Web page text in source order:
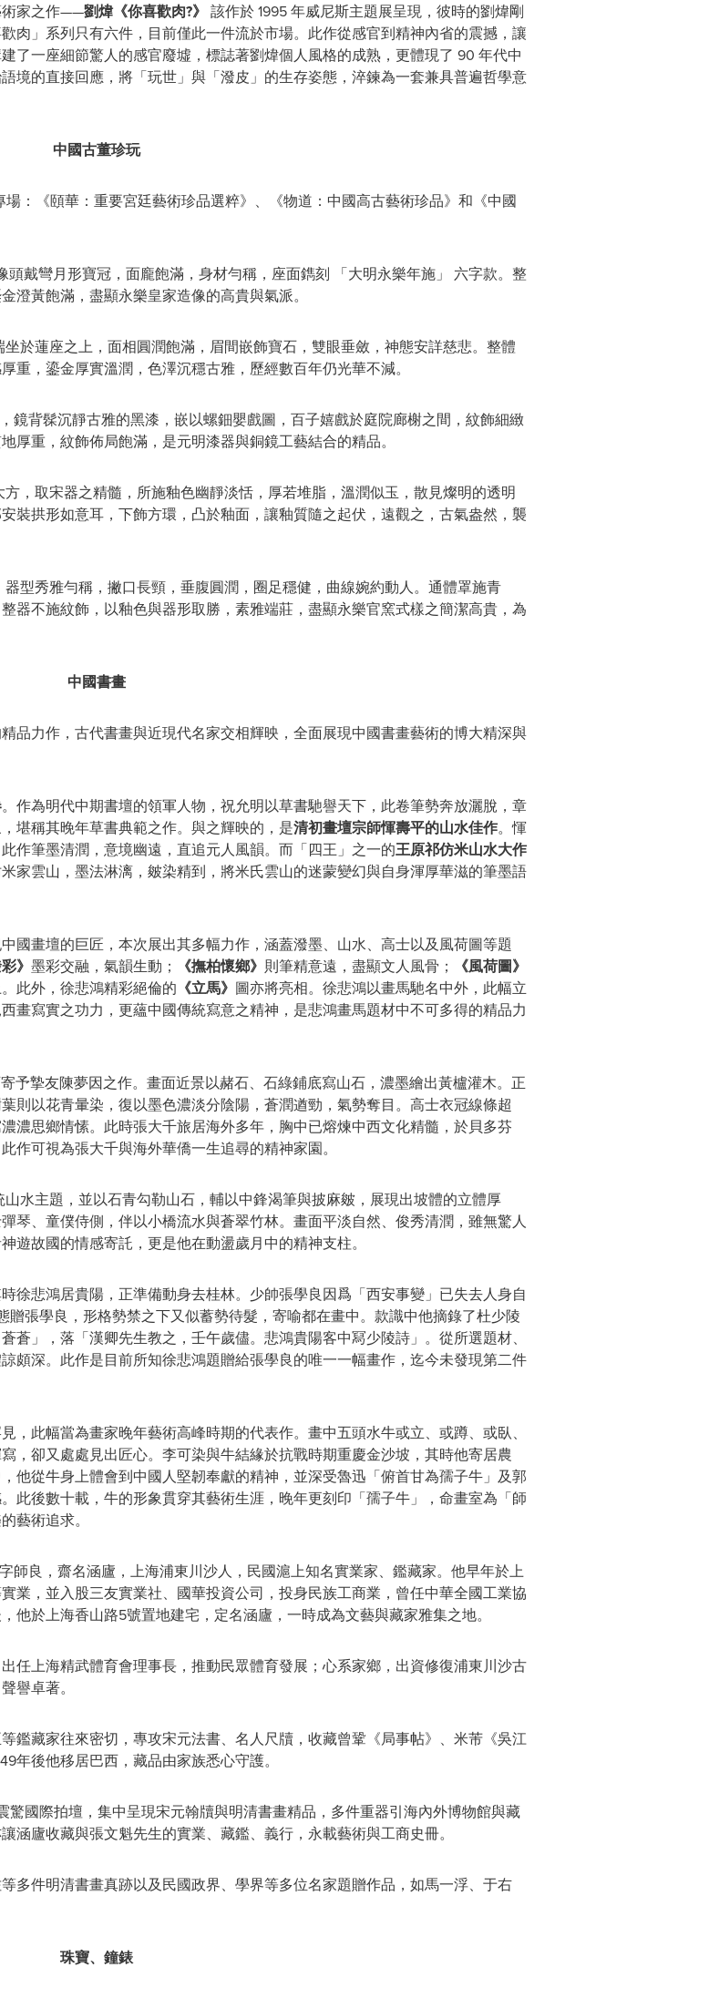
術家之作——劉煒《你喜歡肉?》 該作於 1995 年威尼斯主題展呈現，彼時的劉煒剛
肉」系列只有六件，目前僅此一件流於市場。此作從感官到精神內省的震撼，讓
了一座細節驚人的感官廢墟，標誌著劉煒個人風格的成熟，更體現了 90 年代中
境的直接回應，將「玩世」與「潑皮」的生存姿態，淬鍊為一套兼具普遍哲學意
中國古董珍玩
：《頤華：重要宮廷藝術珍品選粹》、《物道：中國高古藝術珍品》和《中國
頭戴彎月形寶冠，面龐飽滿，身材勻稱，座面鐫刻 「大明永樂年施」 六字款。整
澄黃飽滿，盡顯永樂皇家造像的高貴與氣派。
於蓮座之上，面相圓潤飽滿，眉間嵌飾寶石，雙眼垂斂，神態安詳慈悲。整體
，鎏金厚實溫潤，色澤沉穩古雅，歷經數百年仍光華不減。
鏡背髹沉靜古雅的黑漆，嵌以螺鈿嬰戲圖，百子嬉戲於庭院廊榭之間，紋飾細緻
重，紋飾佈局飽滿，是元明漆器與銅鏡工藝結合的精品。
，取宋器之精髓，所施釉色幽靜淡恬，厚若堆脂，溫潤似玉，散見燦明的透明
裝拱形如意耳，下飾方環，凸於釉面，讓釉質隨之起伏，遠觀之，古氣盎然，襲
型秀雅勻稱，撇口長頸，垂腹圓潤，圈足穩健，曲線婉約動人。通體罩施青
器不施紋飾，以釉色與器形取勝，素雅端莊，盡顯永樂官窯式樣之簡潔高貴，為
中國書畫
品力作，古代書畫與近現代名家交相輝映，全面展現中國書畫藝術的博大精深與
。作為明代中期書壇的領軍人物，祝允明以草書馳譽天下，此卷筆勢奔放灑脫，章
堪稱其晚年草書典範之作。與之輝映的，是清初畫壇宗師惲壽平的山水佳作。惲
作筆墨清潤，意境幽遠，直追元人風韻。而「四王」之一的王原祁仿米山水大作
家雲山，墨法淋漓，皴染精到，將米氏雲山的迷蒙變幻與自身渾厚華滋的筆墨語
國畫壇的巨匠，本次展出其多幅力作，涵蓋潑墨、山水、高士以及風荷圖等題
》 墨彩交融，氣韻生動； 《撫柏懷鄉》 則筆精意遠，盡顯文人風骨；
《風荷圖》
此外，徐悲鴻精彩絕倫的 《立馬》 圖亦將亮相。徐悲鴻以畫馬馳名中外，此幅立
畫寫實之功力，更蘊中國傳統寫意之精神，是悲鴻畫馬題材中不可多得的精品力
予摯友陳夢因之作。畫面近景以赭石、石綠鋪底寫山石，濃墨繪出黃櫨灌木。正
則以花青暈染，復以墨色濃淡分陰陽，蒼潤遒勁，氣勢奪目。高士衣冠線條超
濃思鄉情愫。此時張大千旅居海外多年，胸中已熔煉中西文化精髓，於貝多芬
作可視為張大千與海外華僑一生追尋的精神家園。
水主題，並以石青勾勒山石，輔以中鋒渴筆與披麻皴，展現出坡體的立體厚
琴、童僕侍側，伴以小橋流水與蒼翠竹林。畫面平淡自然、俊秀清潤，雖無驚人
故國的情感寄託，更是他在動盪歲月中的精神支柱。
徐悲鴻居貴陽，正準備動身去桂林。少帥張學良因爲「西安事變」已失去人身自
張學良，形格勢禁之下又似蓄勢待髮，寄喻都在畫中。款識中他摘錄了杜少陵
蒼」，落「漢卿先生教之，壬午歲儘。悲鴻貴陽客中冩少陵詩」。從所選題材、
頗深。此作是目前所知徐悲鴻題贈給張學良的唯一一幅畫作，迄今未發現第二件
，此幅當為畫家晚年藝術高峰時期的代表作。畫中五頭水牛或立、或蹲、或臥、
，卻又處處見出匠心。李可染與牛結緣於抗戰時期重慶金沙坡，其時他寄居農
他從牛身上體會到中國人堅韌奉獻的精神，並深受魯迅「俯首甘為孺子牛」及郭
此後數十載，牛的形象貫穿其藝術生涯，晚年更刻印「孺子牛」，命畫室為「師
藝術追求。
師良，齋名涵廬，上海浦東川沙人，民國滬上知名實業家、鑑藏家。他早年於上
業，並入股三友實業社、國華投資公司，投身民族工商業，曾任中華全國工業協
他於上海香山路5號置地建宅，定名涵廬，一時成為文藝與藏家雅集之地。
任上海精武體育會理事長，推動民眾體育發展；心系家鄉，出資修復浦東川沙古
譽卓著。
鑑藏家往來密切，專攻宋元法書、名人尺牘，收藏曾鞏《局事帖》、米芾《吳江
年後他移居巴西，藏品由家族悉心守護。
國際拍壇，集中呈現宋元翰牘與明清書畫精品，多件重器引海內外博物館與藏
涵廬收藏與張文魁先生的實業、藏鑑、義行，永載藝術與工商史冊。
多件明清書畫真跡以及民國政界、學界等多位名家題贈作品，如馬一浮、于右
珠寶、 鐘錶